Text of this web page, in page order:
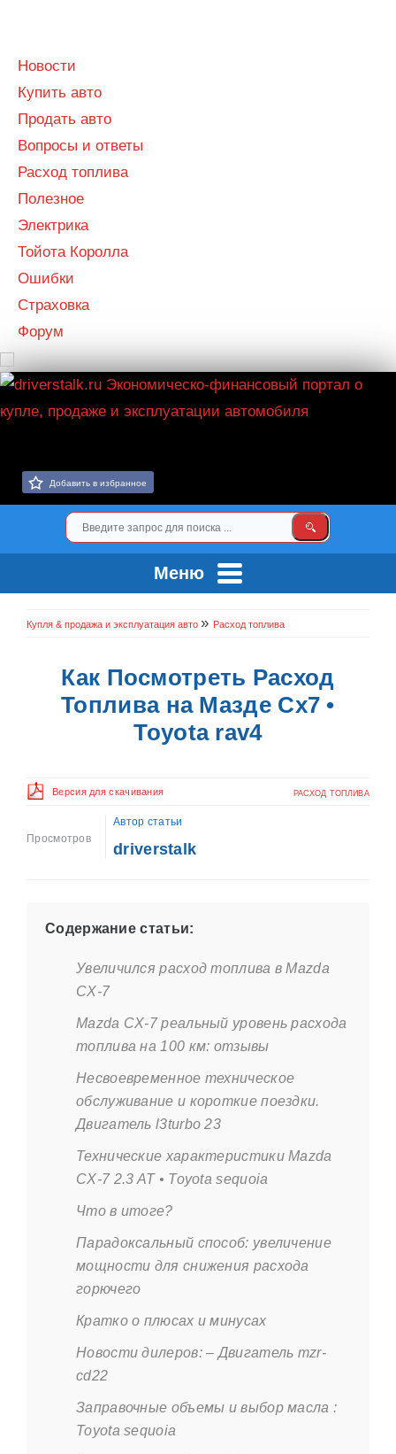
Новости
Купить авто
Продать авто
Вопросы и ответы
Расход топлива
Полезное
Электрика
Тойота Королла
Ошибки
Страховка
Форум
Добавить в избранное
Меню
Купля & продажа и эксплуатация авто » Расход топлива
Как Посмотреть Расход
Топлива на Мазде Cx7 •
Toyota rav4
Версия для скачивания РАСХОД ТОПЛИВА
Просмотров
Автор статьи
driverstalk
Содержание статьи:
Увеличился расход топлива в Mazda
CX-7
Mazda CX-7 реальный уровень расхода
топлива на 100 км: отзывы
Несвоевременное техническое
обслуживание и короткие поездки.
Двигатель l3turbo 23
Технические характеристики Mazda
CX-7 2.3 AT • Toyota sequoia
Что в итоге?
Парадоксальный способ: увеличение
мощности для снижения расхода
горючего
Кратко о плюсах и минусах
Новости дилеров: – Двигатель mzr-
cd22
Заправочные объемы и выбор масла :
Toyota sequoia